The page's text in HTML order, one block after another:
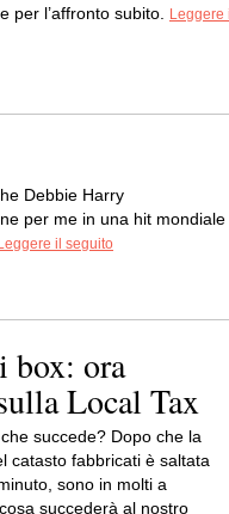
per l’affronto subito.
Leggere
Debbie Harry
per me in una hit mondiale
il seguito
box: ora
Local Tax
succede? Dopo che la
catasto fabbricati è saltata
sono in molti a
succederà al nostro